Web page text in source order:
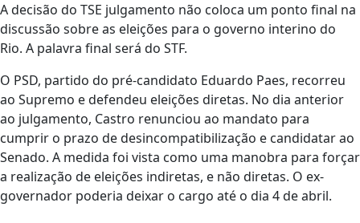
A decisão do TSE julgamento não coloca um ponto final na
discussão sobre as eleições para o governo interino do
Rio. A palavra final será do STF.
O PSD, partido do pré-candidato Eduardo Paes, recorreu
ao Supremo e defendeu eleições diretas. No dia anterior
ao julgamento, Castro renunciou ao mandato para
cumprir o prazo de desincompatibilização e candidatar ao
Senado. A medida foi vista como uma manobra para forçar
a realização de eleições indiretas, e não diretas. O ex-
governador poderia deixar o cargo até o dia 4 de abril.